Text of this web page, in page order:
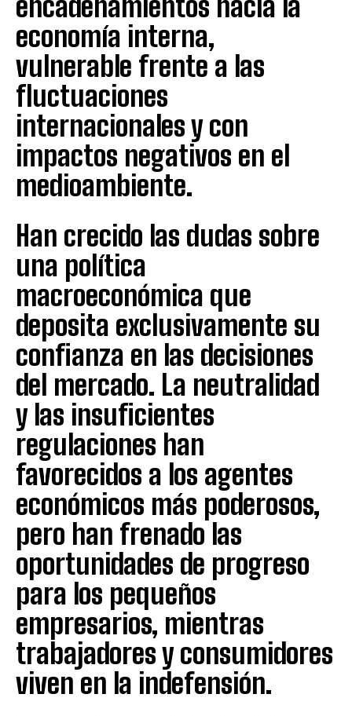
encadenamientos hacia la
economía interna,
vulnerable frente a las
fluctuaciones
internacionales y con
impactos negativos en el
medioambiente.
Han crecido las dudas sobre
una política
macroeconómica que
deposita exclusivamente su
confianza en las decisiones
del mercado. La neutralidad
y las insuficientes
regulaciones han
favorecidos a los agentes
económicos más poderosos,
pero han frenado las
oportunidades de progreso
para los pequeños
empresarios, mientras
trabajadores y consumidores
viven en la indefensión.